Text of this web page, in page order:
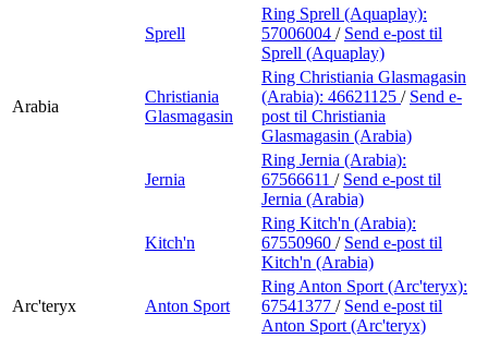
Sprell
Ring Sprell (Aquaplay):
57006004 / Send e-post til
Sprell (Aquaplay)
Arabia
Christiania
Glasmagasin
Ring Christiania Glasmagasin
(Arabia): 46621125 / Send e-
post til Christiania
Glasmagasin (Arabia)
Jernia
Ring Jernia (Arabia):
67566611 / Send e-post til
Jernia (Arabia)
Kitch'n
Ring Kitch'n (Arabia):
67550960 / Send e-post til
Kitch'n (Arabia)
Arc'teryx Anton Sport
Ring Anton Sport (Arc'teryx):
67541377 / Send e-post til
Anton Sport (Arc'teryx)